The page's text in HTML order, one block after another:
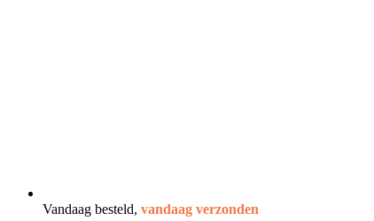
Vandaag besteld, vandaag verzonden